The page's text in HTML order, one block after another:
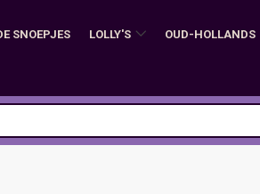
SNOEPJES LOLLY'S OUD-HOLLANDS